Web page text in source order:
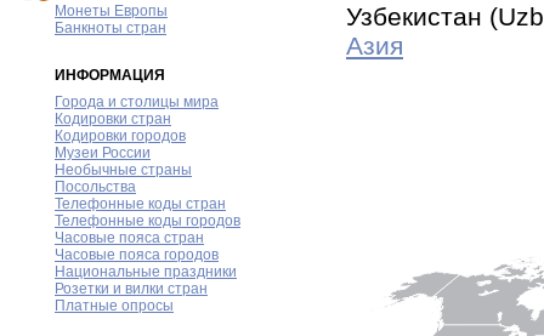
Монеты Европы
Банкноты стран
ИНФОРМАЦИЯ
Города и столицы мира
Кодировки стран
Кодировки городов
Музеи России
Необычные страны
Посольства
Телефонные коды стран
Телефонные коды городов
Часовые пояса стран
Часовые пояса городов
Национальные праздники
Розетки и вилки стран
Платные опросы
Узбекистан
Азия